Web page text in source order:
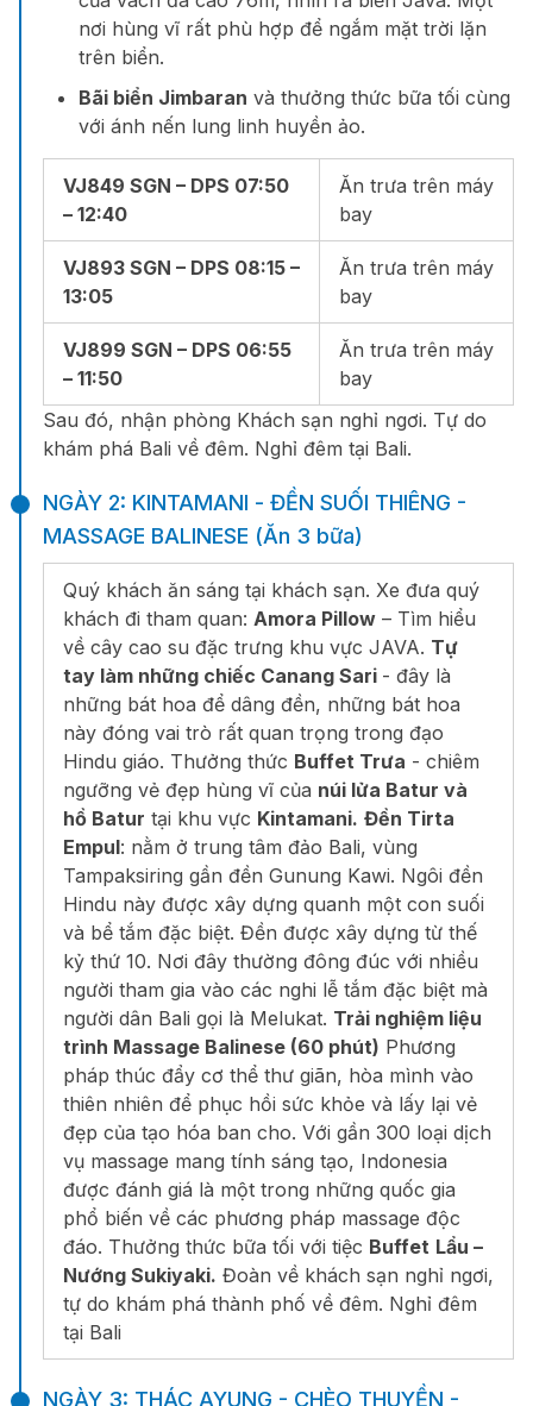
nơi hùng vĩ rất phù hợp để ngắm mặt trời lặn
trên biển.
Bãi biển Jimbaran và thưởng thức bữa tối cùng
với ánh nến lung linh huyền ảo.
VJ849 SGN – DPS 07:50
– 12:40
Ăn trưa trên máy
bay
VJ893 SGN – DPS 08:15 –
13:05
Ăn trưa trên máy
bay
VJ899 SGN – DPS 06:55
– 11:50
Ăn trưa trên máy
bay
Sau đó, nhận phòng Khách sạn nghỉ ngơi. Tự do
khám phá Bali về đêm. Nghỉ đêm tại Bali.
NGÀY 2: KINTAMANI - ĐỀN SUỐI THIÊNG -
MASSAGE BALINESE (Ăn 3 bữa)
Quý khách ăn sáng tại khách sạn. Xe đưa quý
khách đi tham quan: Amora Pillow – Tìm hiểu
về cây cao su đặc trưng khu vực JAVA. Tự
tay làm những chiếc Canang Sari - đây là
những bát hoa để dâng đền, những bát hoa
này đóng vai trò rất quan trọng trong đạo
Hindu giáo. Thưởng thức Buffet Trưa - chiêm
ngưỡng vẻ đẹp hùng vĩ của núi lửa Batur và
hồ Batur tại khu vực Kintamani. Đền Tirta
Empul: nằm ở trung tâm đảo Bali, vùng
Tampaksiring gần đền Gunung Kawi. Ngôi đền
Hindu này được xây dựng quanh một con suối
và bể tắm đặc biệt. Đền được xây dựng từ thế
kỷ thứ 10. Nơi đây thường đông đúc với nhiều
người tham gia vào các nghi lễ tắm đặc biệt mà
người dân Bali gọi là Melukat. Trải nghiệm liệu
trình Massage Balinese (60 phút) Phương
pháp thúc đẩy cơ thể thư giãn, hòa mình vào
thiên nhiên để phục hồi sức khỏe và lấy lại vẻ
đẹp của tạo hóa ban cho. Với gần 300 loại dịch
vụ massage mang tính sáng tạo, Indonesia
được đánh giá là một trong những quốc gia
phổ biến về các phương pháp massage độc
đáo. Thưởng thức bữa tối với tiệc Buffet Lẩu –
Nướng Sukiyaki. Đoàn về khách sạn nghỉ ngơi,
tự do khám phá thành phố về đêm. Nghỉ đêm
tại Bali
NGÀY 3: THÁC AYUNG - CHÈO THUYỀN -